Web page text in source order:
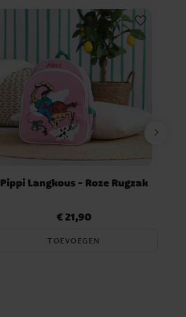
Pippi Langkous - Roze Rugzak
Prijs:€ 21,90
€ 21,90
TOEVOEGEN